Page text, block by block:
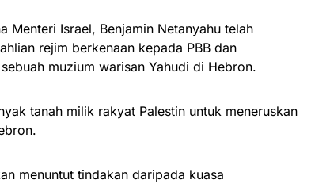
Menteri Israel, Benjamin Netanyahu telah
rejim berkenaan kepada PBB dan
muzium warisan Yahudi di Hebron.
tanah milik rakyat Palestin untuk meneruskan
menuntut tindakan daripada kuasa